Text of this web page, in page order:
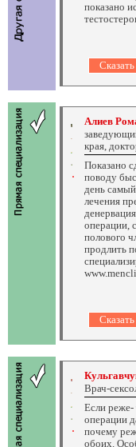
показано
Алиев
края,
Показано
поводу
день
лечения
операции,
полового
продлить
Врач-
Если
операции
почему
обоих.